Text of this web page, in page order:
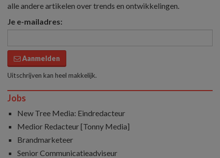
alle andere artikelen over trends en ontwikkelingen.
Je e-mailadres:
Aanmelden
Uitschrijven kan heel makkelijk.
Jobs
New Tree Media: Eindredacteur
Medior Redacteur [Tonny Media]
Brandmarketeer
Senior Communicatieadviseur